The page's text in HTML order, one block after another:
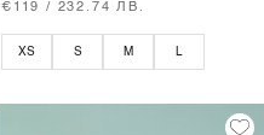
€119 / 232.74 ЛВ.
XS S M L